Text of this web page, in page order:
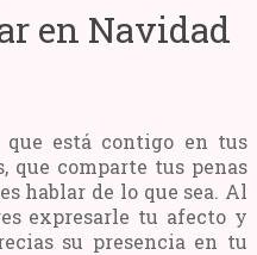
en Navidad
que está contigo en tus
que comparte tus penas
hablar de lo que sea. Al
expresarle tu afecto y
su presencia en tu